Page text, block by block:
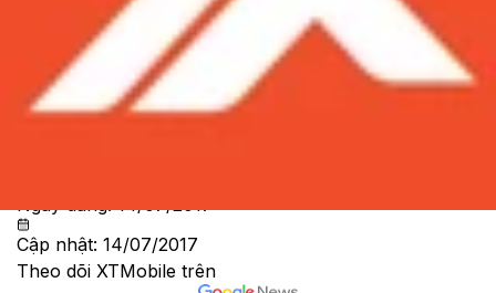
Galaxy Note 8 tiếp tục để lộ mặt
trước với tấm kính bảo vệ siêu
khủng
Ngày đăng:14/07/2017
Cập nhật: 14/07/2017
Theo dõi XTMobile trên